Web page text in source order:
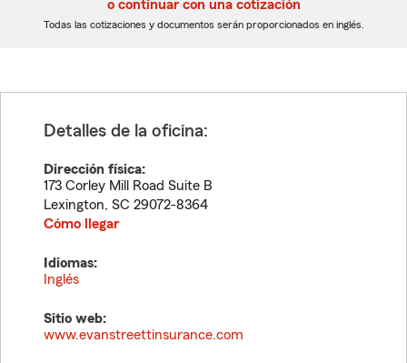
dígitos
dígitos
o continuar con una cotización
Todas las cotizaciones y documentos serán proporcionados en inglés.
Detalles de la oficina:
Dirección física:
173 Corley Mill Road Suite B
Lexington, SC 29072-8364
Cómo llegar
Idiomas:
Inglés
Sitio web:
www.evanstreettinsurance.com